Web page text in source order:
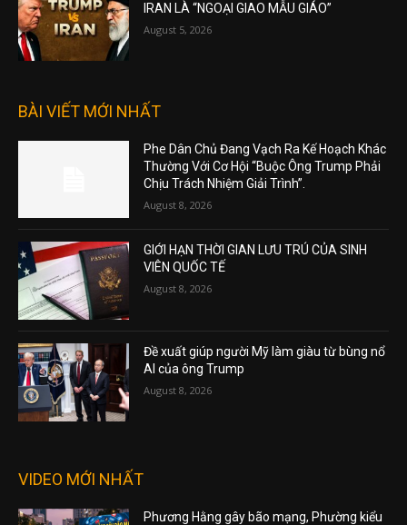
IRAN LÀ “NGOẠI GIAO MẪU GIÁO”
August 5, 2026
BÀI VIẾT MỚI NHẤT
Phe Dân Chủ Đang Vạch Ra Kế Hoạch Khác
Thường Với Cơ Hội “Buộc Ông Trump Phải
Chịu Trách Nhiệm Giải Trình”.
August 8, 2026
GIỚI HẠN THỜI GIAN LƯU TRÚ CỦA SINH
VIÊN QUỐC TẾ
August 8, 2026
Đề xuất giúp người Mỹ làm giàu từ bùng nổ
AI của ông Trump
August 8, 2026
VIDEO MỚI NHẤT
Phương Hằng gây bão mạng, Phường kiểu